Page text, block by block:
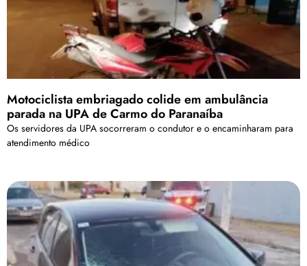
Motociclista embriagado colide em ambulância
parada na UPA de Carmo do Paranaíba
Os servidores da UPA socorreram o condutor e o encaminharam para
atendimento médico